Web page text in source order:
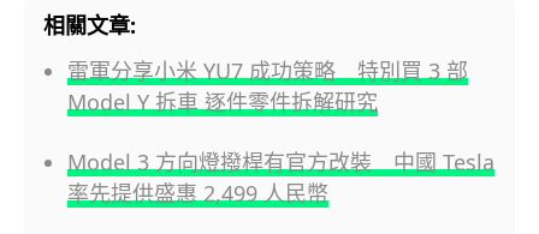
相關文章:
雷軍分享小米 YU7 成功策略 特別買 3 部
Model Y 拆車 逐件零件拆解研究
Model 3 方向燈撥桿有官方改裝 中國 Tesla
率先提供盛惠 2,499 人民幣